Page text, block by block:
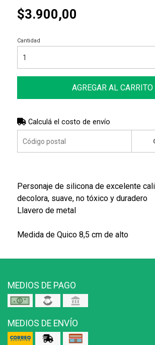
$3.900,00
Cantidad
AGREGAR AL CARRITO
Calculá el costo de envío
Personaje de silicona de excelente
decolora, suave, no tóxico y duradero
Llavero de metal
Medida de Quico 8,5 cm de alto
MEDIOS DE PAGO
MEDIOS DE ENVÍO